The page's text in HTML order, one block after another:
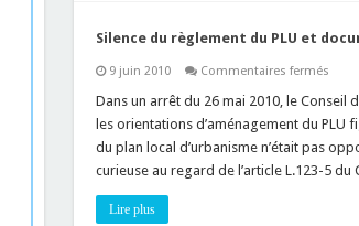
Silence du règlement du PLU et
9 juin 2010 Commentaires ferméssur
du
du
PLU
et
Dans un arrêt du 26 mai 2010, le Conseil
les orientations d’aménagement du
du plan local d’urbanisme n’était pas
curieuse au regard de l’article L.123-5
Lire plus